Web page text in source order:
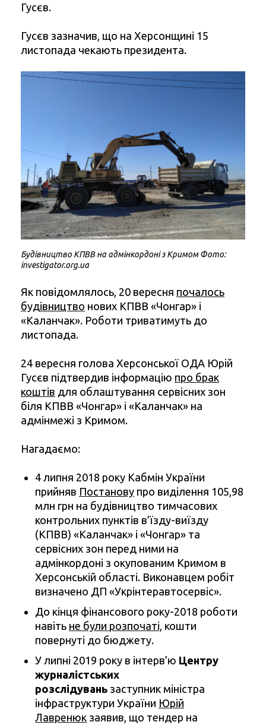
Гусєв.
Гусєв зазначив, що на Херсонщині 15
листопада чекають президента.
Будівництво КПВВ на адмінкордоні з Кримом Фото:
investigator.org.ua
Як повідомлялось, 20 вересня почалось
будівництво нових КПВВ «Чонгар» і
«Каланчак». Роботи триватимуть до
листопада.
24 вересня голова Херсонської ОДА Юрій
Гусєв підтвердив інформацію про брак
коштів для облаштування сервісних зон
біля КПВВ «Чонгар» і «Каланчак» на
адмінмежі з Кримом.
Нагадаємо:
4 липня 2018 року Кабмін України
прийняв Постанову про виділення 105,98
млн грн на будівництво тимчасових
контрольних пунктів в’їзду-виїзду
(КПВВ) «Каланчак» і «Чонгар» та
сервісних зон перед ними на
адмінкордоні з окупованим Кримом в
Херсонській області. Виконавцем робіт
визначено ДП «Укрінтеравтосервіс».
До кінця фінансового року-2018 роботи
навіть не були розпочаті, кошти
повернуті до бюджету.
У липні 2019 року в інтерв’ю Центру
журналістських
розслідувань заступник міністра
інфраструктури України Юрій
Лавренюк заявив, що тендер на